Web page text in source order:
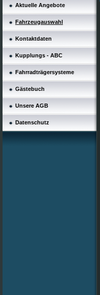
Aktuelle Angebote
Fahrzeugauswahl
Kontaktdaten
Kupplungs - ABC
Fahrradträgersysteme
Gästebuch
Unsere AGB
Datenschutz